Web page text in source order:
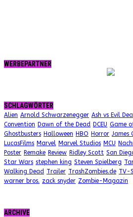
WERBEPARTNER
SCHLAGWÖRTER
Alien Arnold Schwarzenegger Ash vs Evil
Convention Dawn of the Dead DCEU Game
Ghostbusters Halloween HBO Horror James
LucasFilms Marvel Marvel Studios MCU
Poster Remake Review Ridley Scott San
Star Wars stephen king Steven Spielberg
Walking Dead Trailer TrashZombies.de TV-
warner bros. zack snyder Zombie-Magazin
ARCHIVE